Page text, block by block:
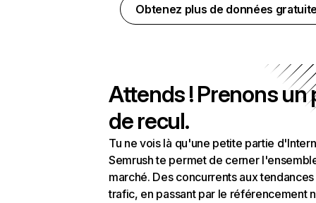
Obtenez plus de données
Attends ! Prenons un
de recul.
Tu ne vois là qu'une petite partie
Semrush te permet de cerner
marché. Des concurrents aux
trafic, en passant par le référencement